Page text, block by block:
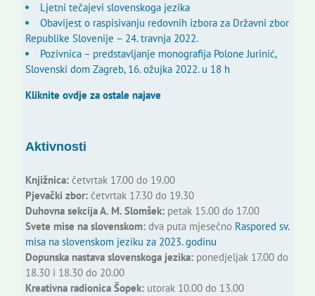
Ljetni tečajevi slovenskoga jezika
Obavijest o raspisivanju redovnih izbora za Državni zbor
Republike Slovenije – 24. travnja 2022.
Pozivnica – predstavljanje monografija Polone Jurinić,
Slovenski dom Zagreb, 16. ožujka 2022. u 18 h
Kliknite ovdje za ostale najave
Aktivnosti
Knjižnica:četvrtak 17.00 do 19.00
Pjevački zbor:četvrtak 17.30 do 19.30
Duhovna sekcija A. M. Slomšek:petak 15.00 do 17.00
Svete mise na slovenskom:dva puta mjesečno Raspored sv.
misa na slovenskom jeziku za 2023. godinu
Dopunska nastava slovenskoga jezika:ponedjeljak 17.00 do
18.30 i 18.30 do 20.00
Kreativna radionica Šopek:utorak 10.00 do 13.00